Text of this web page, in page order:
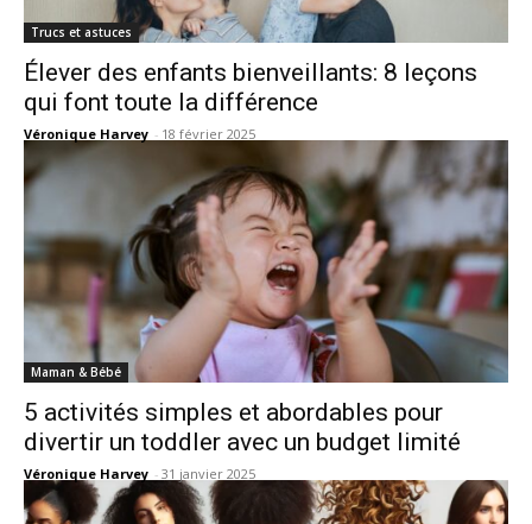
Trucs et astuces
Élever des enfants bienveillants: 8 leçons
qui font toute la différence
Véronique Harvey - 18 février 2025
Maman & Bébé
5 activités simples et abordables pour
divertir un toddler avec un budget limité
Véronique Harvey - 31 janvier 2025